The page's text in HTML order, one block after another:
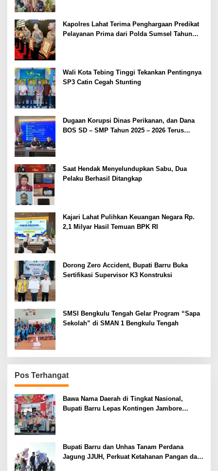
Kapolres Lahat Terima Penghargaan Predikat
Pelayanan Prima dari Polda Sumsel Tahun
Wali Kota Tebing Tinggi Tekankan Pentingnya
SP3 Catin Cegah Stunting
Dugaan Korupsi Dinas Perikanan, dan Dana
BOS SD – SMP Tahun 2025 – 2026 Terus
Saat Hendak Menyelundupkan Sabu, Dua
Pelaku Berhasil Ditangkap
Kajari Lahat Pulihkan Keuangan Negara Rp.
2,1 Milyar Hasil Temuan BPK RI
Dorong Zero Accident, Bupati Barru Buka
Sertifikasi Supervisor K3 Konstruksi
SMSI Bengkulu Tengah Gelar Program “Sapa
Sekolah” di SMAN 1 Bengkulu Tengah
Pos Terhangat
Bawa Nama Daerah di Tingkat Nasional,
Bupati Barru Lepas Kontingen Jambore
Bupati Barru dan Unhas Tanam Perdana
Jagung JJUH, Perkuat Ketahanan Pangan dan